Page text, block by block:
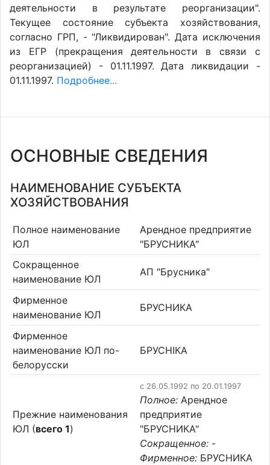
деятельности в результате реорганизации".
Текущее состояние субъекта хозяйствования,
согласно ГРП, - "Ликвидирован". Дата исключения
из ЕГР (прекращения деятельности в связи с
реорганизацией) - 01.11.1997. Дата ликвидации -
01.11.1997. Подробнее...
ОСНОВНЫЕ СВЕДЕНИЯ
НАИМЕНОВАНИЕ СУБЪЕКТА
ХОЗЯЙСТВОВАНИЯ
Полное наименование
ЮЛ
Арендное предприятие
"БРУСНИКА"
Сокращенное
наименование ЮЛ
АП "Брусника"
Фирменное
наименование ЮЛ
БРУСНИКА
Фирменное
наименование ЮЛ по-
белорусски
БРУСНIКА
Прежние наименования
ЮЛ (всего 1)
c 26.05.1992 по 20.01.1997
Полное: Арендное
предприятие
"БРУСНИКА"
Сокращенное: -
Фирменное: БРУСНИКА